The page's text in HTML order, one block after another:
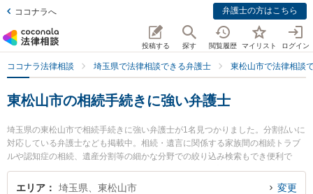
ココナラへ 弁護士の方はこちら
投稿する 探す 閲覧履歴 マイリスト ログイン
ココナラ法律相談 埼玉県で法律相談できる弁護士 東松山市で法律相談
東松山市の相続手続きに強い弁護士
埼玉県の東松山市で相続手続きに強い弁護士が1名見つかりました。分割払いに
対応している弁護士なども掲載中。相続・遺言に関係する家族間の相続トラブ
ルや認知症の相続、遺産分割等の細かな分野での絞り込み検索もでき便利で
す。特に東松山総合法律事務所の五十川 剛俊弁護士のプロフィール情報や弁護
士費用、強みなどが注目されています。『東松山市で土日や夜間に発生した相
エリア 埼玉県、東松山市 変更